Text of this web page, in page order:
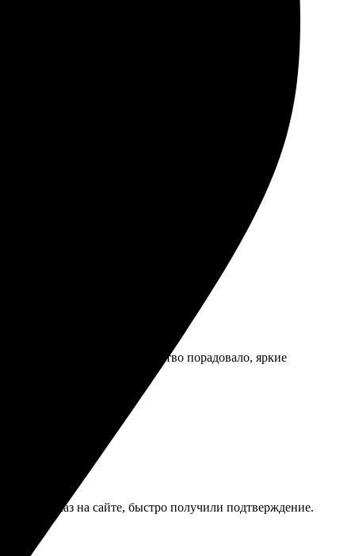
отличное, цветопередача — супер. Доставили
в пункте выдачи. Качество порадовало, яркие
заказ на сайте, быстро получили подтверждение.